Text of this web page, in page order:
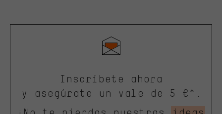
Inscríbete ahora
y asegúrate un vale de 5 €*.